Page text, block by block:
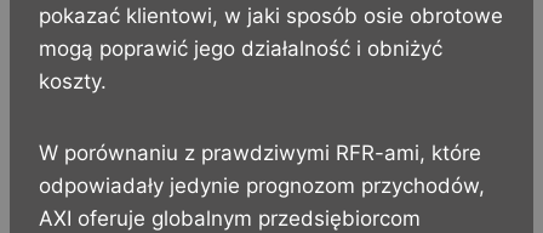
pokazać klientowi, w jaki sposób osie obrotowe
mogą poprawić jego działalność i obniżyć
koszty.
W porównaniu z prawdziwymi RFR-ami, które
odpowiadały jedynie prognozom przychodów,
AXI oferuje globalnym przedsiębiorcom